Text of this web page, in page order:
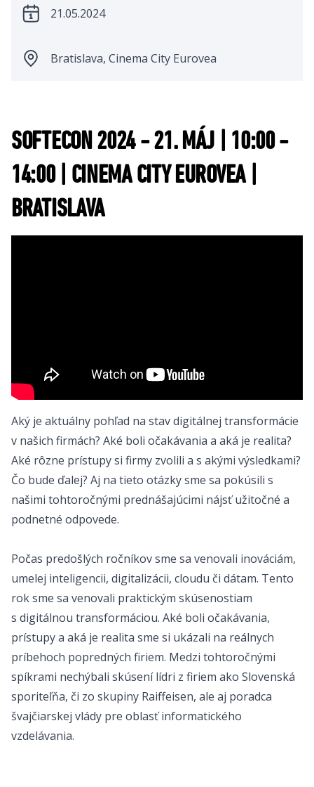
21.05.2024
Bratislava, Cinema City Eurovea
SOFTECON 2024 - 21. MÁJ | 10:00 -
14:00 | CINEMA CITY EUROVEA |
BRATISLAVA
Aký je aktuálny pohľad na stav digitálnej transformácie
v našich firmách? Aké boli očakávania a aká je realita?
Aké rôzne prístupy si firmy zvolili a s akými výsledkami?
Čo bude ďalej? Aj na tieto otázky sme sa pokúsili s
našimi tohtoročnými prednášajúcimi nájsť užitočné a
podnetné odpovede.
Počas predošlých ročníkov sme sa venovali inováciám,
umelej inteligencii, digitalizácii, cloudu či dátam. Tento
rok sme sa venovali praktickým skúsenostiam
s digitálnou transformáciou. Aké boli očakávania,
prístupy a aká je realita sme si ukázali na reálnych
príbehoch popredných firiem. Medzi tohtoročnými
spíkrami nechýbali skúsení lídri z firiem ako Slovenská
sporiteľňa, či zo skupiny Raiffeisen, ale aj poradca
švajčiarskej vlády pre oblasť informatického
vzdelávania.